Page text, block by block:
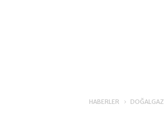
HABERLER DOĞALGAZ